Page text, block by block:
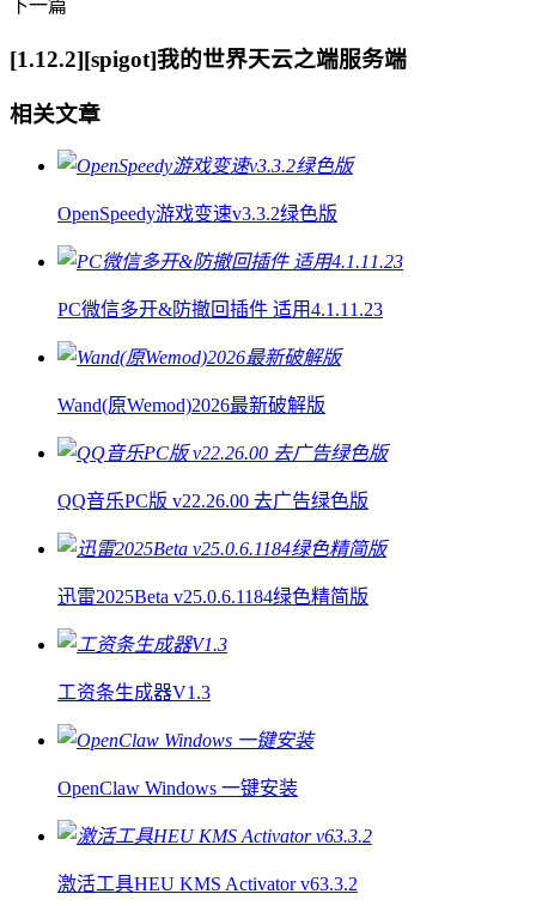
下一篇
[1.12.2][spigot]我的世界天云之端服务端
相关文章
OpenSpeedy游戏变速v3.3.2绿色版
PC微信多开&防撤回插件 适用4.1.11.23
Wand(原Wemod)2026最新破解版
QQ音乐PC版 v22.26.00 去广告绿色版
迅雷2025Beta v25.0.6.1184绿色精简版
工资条生成器V1.3
OpenClaw Windows 一键安装
激活工具HEU KMS Activator v63.3.2